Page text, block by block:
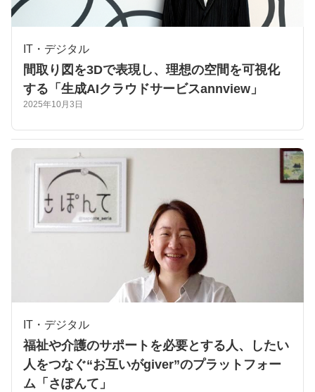
IT・デジタル
​​​​​​間取り図​を3Dで表現し、​理想の空間を可視化
する「生成AIクラウドサービスannview」​​​
2025年10月3日
IT・デジタル
福祉や介護のサポートを必要とする人、したい
人をつなぐ“お互いがgiver”のプラットフォー
ム「さぽんて」